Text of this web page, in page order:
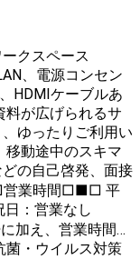
クスペース
、電源コンセン
HDMIケーブルあ
料が広げられるサ
ゆったりご利用い
移動途中のスキマ
の自己啓発、面接
日：営業なし
え、営業時間中
菌・ウイルス対策